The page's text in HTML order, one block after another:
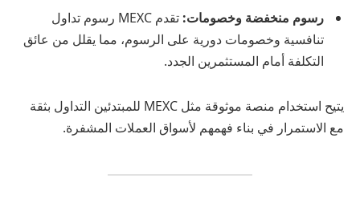
رسوم منخفضة وخصومات:
تقدم MEXC رسوم تداول
تنافسية وخصومات دورية على الرسوم، مما يقلل من عائق
التكلفة أمام المستثمرين الجدد.
يتيح استخدام منصة موثوقة مثل MEXC للمبتدئين التداول بثقة
مع الاستمرار في بناء فهمهم لأسواق العملات المشفرة.